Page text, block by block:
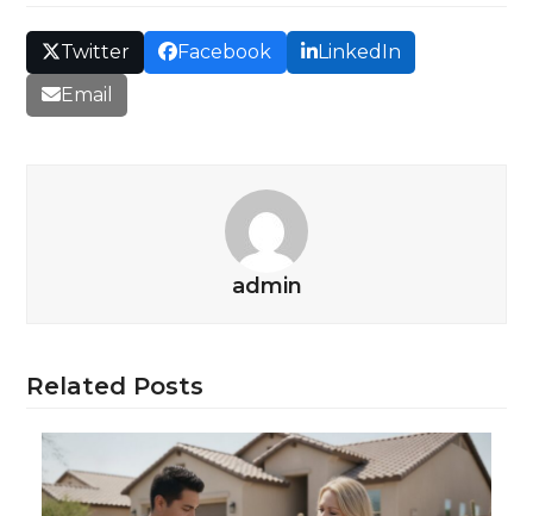
Twitter Facebook
LinkedIn
Email
admin
Related Posts